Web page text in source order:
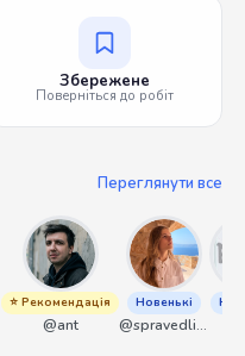
Збережене
Поверніться до робіт
Переглянути все
⭐ Рекомендація
@ant
Новенькі
@spravedliwa